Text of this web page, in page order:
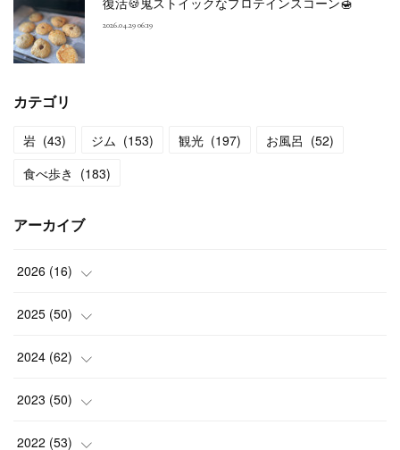
2026.04.29 06:19
カテゴリ
岩 (43) ジム (153) 観光 (197) お風呂 (52)
食べ歩き (183)
アーカイブ
2026 (16)
(2)
(2)
(3)
(3)
2025 (50)
(3)
(4)
(4)
2024 (62)
(6)
(5)
2023 (50)
(7)
2022 (53)